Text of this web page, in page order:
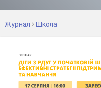
Журнал Школа